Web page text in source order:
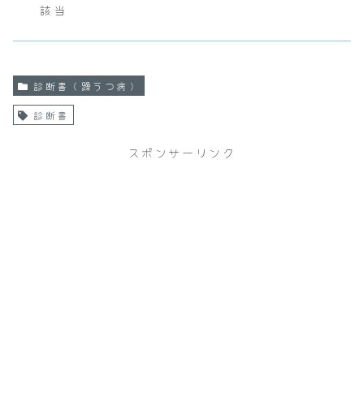
該当
診断書（躁うつ病）
診断書
スポンサーリンク